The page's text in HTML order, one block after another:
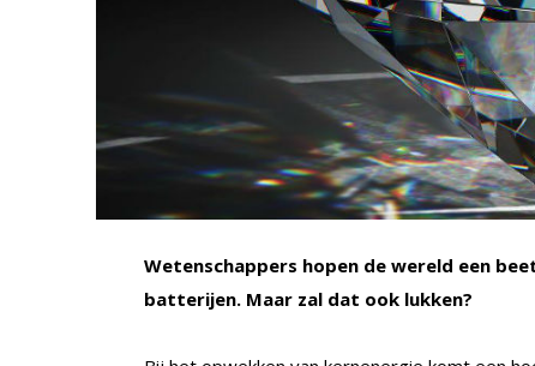
Wetenschappers hopen de wereld een
batterijen. Maar zal dat ook lukken?